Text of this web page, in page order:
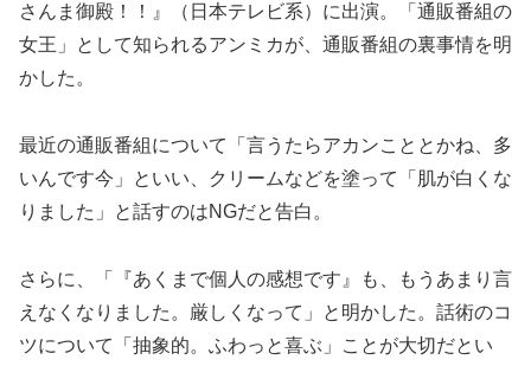
さんま御殿！！』（日本テレビ系）に出演。「通販番組の
女王」として知られるアンミカが、通販番組の裏事情を明
かした。
最近の通販番組について「言うたらアカンこととかね、多
いんです今」といい、クリームなどを塗って「肌が白くな
りました」と話すのはNGだと告白。
さらに、「『あくまで個人の感想です』も、もうあまり言
えなくなりました。厳しくなって」と明かした。話術のコ
ツについて「抽象的。ふわっと喜ぶ」ことが大切だとい